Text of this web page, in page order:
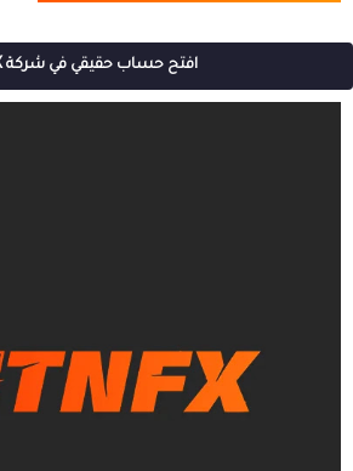
افتح حساب حقيقي في شركة TNFX